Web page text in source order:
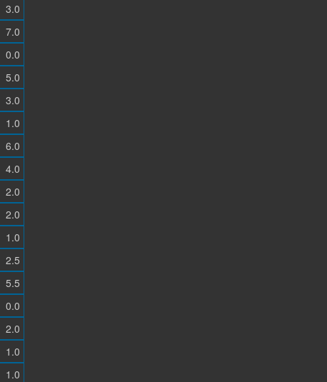
3.0
7.0
0.0
5.0
3.0
1.0
6.0
4.0
2.0
2.0
1.0
2.5
5.5
0.0
2.0
1.0
1.0